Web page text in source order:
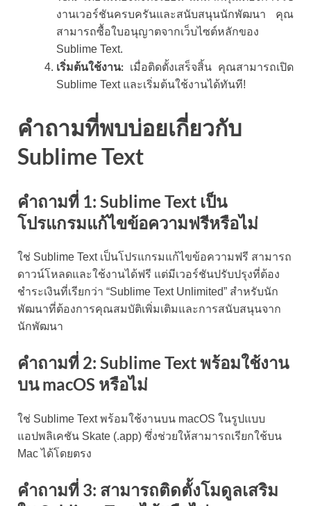
งานเวอร์ชันครบครันและสนับสนุนนักพัฒนา คุณ
สามารถซื้อใบอนุญาตจากเว็บไซต์หลักของ
Sublime Text.
เริ่มต้นใช้งาน: เมื่อติดตั้งเสร็จสิ้น คุณสามารถเปิด
Sublime Text และเริ่มต้นใช้งานได้ทันที!
คำถามที่พบบ่อยเกี่ยวกับ
Sublime Text
คำถามที่ 1: Sublime Text เป็น
โปรแกรมแก้ไขข้อความฟรีหรือไม่
ใช่ Sublime Text เป็นโปรแกรมแก้ไขข้อความฟรี สามารถ
ดาวน์โหลดและใช้งานได้ฟรี แต่มีเวอร์ชันปรับปรุงที่ต้อง
ชำระเงินที่เรียกว่า “Sublime Text Unlimited” สำหรับนัก
พัฒนาที่ต้องการคุณสมบัติเพิ่มเติมและการสนับสนุนจาก
นักพัฒนา
คำถามที่ 2: Sublime Text พร้อมใช้งาน
บน macOS หรือไม่
ใช่ Sublime Text พร้อมใช้งานบน macOS ในรูปแบบ
แอปพลิเคชัน Skate (.app) ซึ่งช่วยให้สามารถเรียกใช้บน
Mac ได้โดยตรง
คำถามที่ 3: สามารถติดตั้งโมดูลเสริม